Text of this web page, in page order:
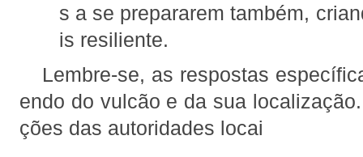
s a se prepararem também,
is resiliente.
Lembre-se, as respostas
endo do vulcão e da sua
ções das autoridades locai